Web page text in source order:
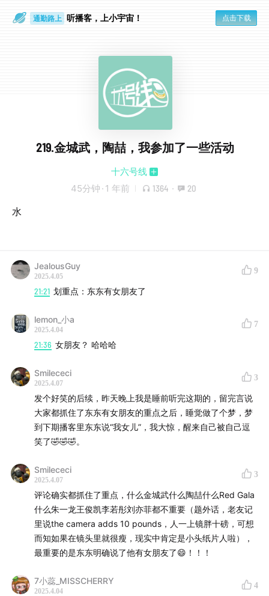
通勤路上 听播客，上小宇宙！ 点击下载
219.金城武，陶喆，我参加了一些活动
十六号线
45分钟 · 1 年前 1364 · 20
水
JealousGuy
2025.4.05
9
21:21 划重点：东东有女朋友了
lemon_小a
2025.4.04
7
21:36 女朋友？ 哈哈哈
Smilececi
2025.4.07
3
发个好笑的后续，昨天晚上我是睡前听完这期的，留完言说
大家都抓住了东东有女朋友的重点之后，睡觉做了个梦，梦
到下期播客里东东说“我女儿”，我大惊，醒来自己被自己逗
笑了🤣🤣🤣。
Smilececi
2025.4.07
3
评论确实都抓住了重点，什么金城武什么陶喆什么Red Gala
什么朱一龙王俊凯李若彤刘亦菲都不重要（题外话，老友记
里说the camera adds 10 pounds，人一上镜胖十磅，可想
而知如果在镜头里就很瘦，现实中肯定是小头纸片人啦），
最重要的是东东明确说了他有女朋友了😄！！！
7小蕊_MISSCHERRY
2025.4.04
4